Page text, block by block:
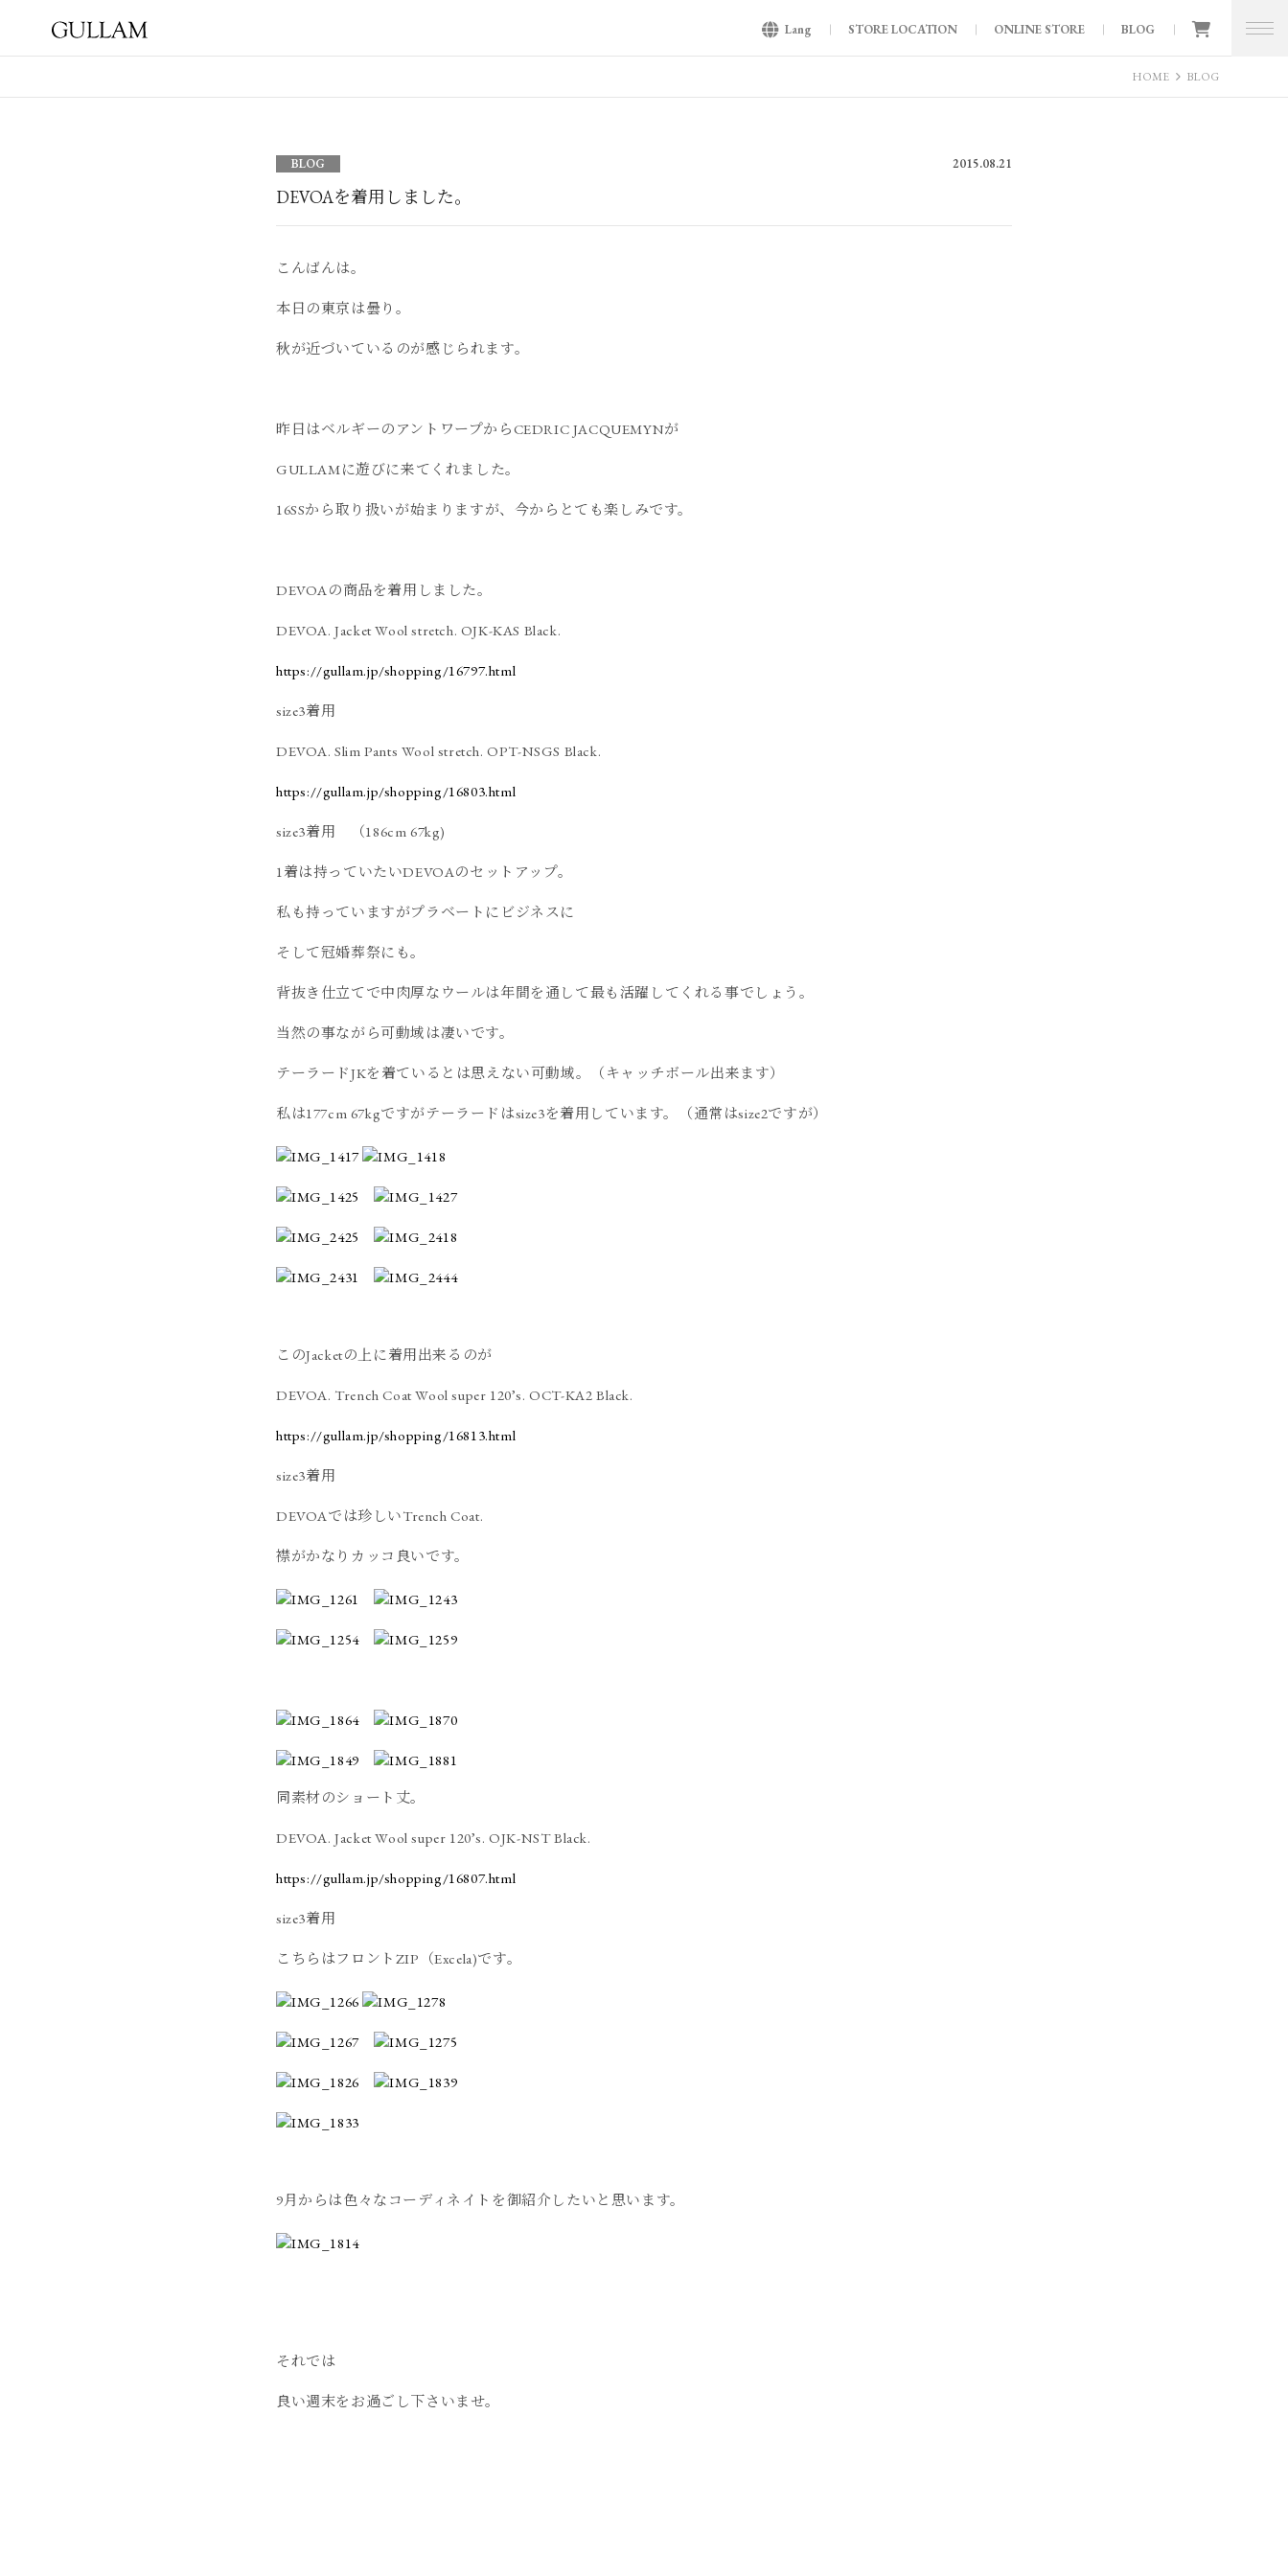
Lang STORE LOCATION ONLINE STORE BLOG
HOME BLOG
BLOG 2015.08.21
DEVOAを着用しました。
こんばんは。
本日の東京は曇り。
秋が近づいているのが感じられます。
昨日はベルギーのアントワープからCEDRIC JACQUEMYNが
GULLAMに遊びに来てくれました。
16SSから取り扱いが始まりますが、今からとても楽しみです。
DEVOAの商品を着用しました。
DEVOA. Jacket Wool stretch. OJK-KAS Black.
https://gullam.jp/shopping/16797.html
size3着用
DEVOA. Slim Pants Wool stretch. OPT-NSGS Black.
https://gullam.jp/shopping/16803.html
size3着用 （186cm 67kg)
1着は持っていたいDEVOAのセットアップ。
私も持っていますがプラベートにビジネスに
そして冠婚葬祭にも。
背抜き仕立てで中肉厚なウールは年間を通して最も活躍してくれる事でしょう。
当然の事ながら可動域は凄いです。
テーラードJKを着ているとは思えない可動域。（キャッチボール出来ます）
私は177cm 67kgですがテーラードはsize3を着用しています。（通常はsize2ですが）
このJacketの上に着用出来るのが
DEVOA. Trench Coat Wool super 120’s. OCT-KA2 Black.
https://gullam.jp/shopping/16813.html
size3着用
DEVOAでは珍しいTrench Coat.
襟がかなりカッコ良いです。
同素材のショート丈。
DEVOA. Jacket Wool super 120’s. OJK-NST Black.
https://gullam.jp/shopping/16807.html
size3着用
こちらはフロントZIP（Excela)です。
9月からは色々なコーディネイトを御紹介したいと思います。
それでは
良い週末をお過ごし下さいませ。